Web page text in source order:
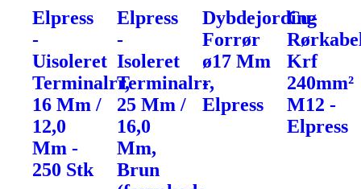
Elpress
-
Uisoleret
Terminalrr,
16 Mm /
12,0
Mm -
250 Stk
Elpress
-
Isoleret
Terminalrr,
25 Mm /
16,0
Mm,
Brun
Dybdejording
Forrør
ø17 Mm
-
Elpress
Cu-
Krf
240mm²
M12 -
Elpress